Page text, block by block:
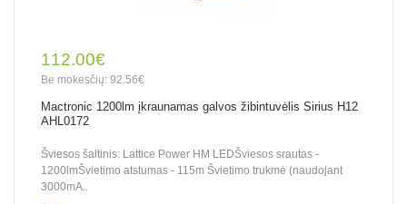
112.00€
Be mokesčių: 92.56€
Mactronic 1200lm įkraunamas galvos žibintuvėlis Sirius H12
AHL0172
Šviesos šaltinis: Lattice Power HM LEDŠviesos srautas -
1200lmŠvietimo atstumas - 115m Švietimo trukmė (naudojant
3000mA..